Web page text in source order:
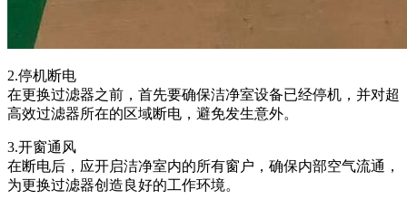
2.停机断电
在更换过滤器之前，首先要确保洁净室设备已经停机，并对超
高效过滤器所在的区域断电，避免发生意外。
3.开窗通风
在断电后，应开启洁净室内的所有窗户，确保内部空气流通，
为更换过滤器创造良好的工作环境。